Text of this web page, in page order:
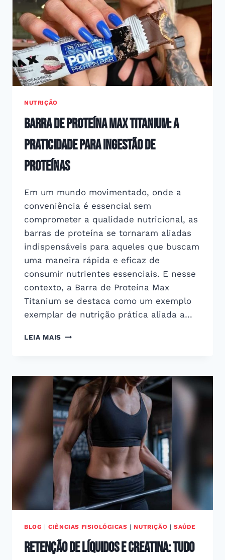
DINO
NUTRIÇÃO
Barra de Proteína Max Titanium: A
Praticidade para Ingestão de
Proteínas
Em um mundo movimentado, onde a
conveniência é essencial sem
comprometer a qualidade nutricional, as
barras de proteína se tornaram aliadas
indispensáveis para aqueles que buscam
uma maneira rápida e eficaz de
consumir nutrientes essenciais. E nesse
contexto, a Barra de Proteína Max
Titanium se destaca como um exemplo
exemplar de nutrição prática aliada a…
LEIA MAIS BARRA
TITANIUM:
A
PRATICIDADE
PARA
INGESTÃO
DE
PROTEÍNAS
BLOG |CIÊNCIAS FISIOLÓGICAS |NUTRIÇÃO |SAÚDE
Retenção de líquidos e creatina: tudo